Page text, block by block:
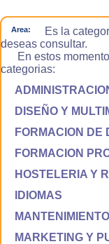
Area:
Es la
deseas consultar.
En estos
categorias:
DISEÑO Y
FORMACION DE
FORMACION
HOSTELERIA Y
IDIOMAS
MANTENIMIENTO
MARKETING Y